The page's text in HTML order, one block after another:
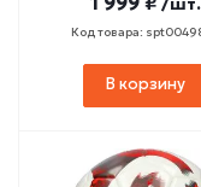
Код товара:
В корзину